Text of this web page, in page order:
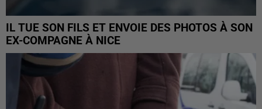
IL TUE SON FILS ET ENVOIE DES PHOTOS À SON
EX-COMPAGNE À NICE